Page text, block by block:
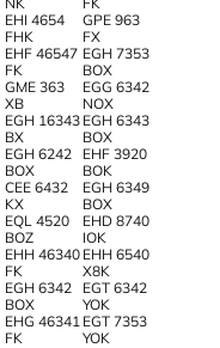
EHI 4654
FHK
GPE 963
FX
EHF 46547
FK
EGH 7353
BOX
GME 363
XB
EGG 6342
NOX
EGH 16343
BX
EGH 6343
BOX
EGH 6242
BOX
EHF 3920
BOK
CEE 6432
KX
EGH 6349
BOX
EQL 4520
BOZ
EHD 8740
IOK
EHH 46340
FK
EHH 6540
X8K
EGH 6342
BOX
EGT 6342
YOK
EHG 46341
FK
EGT 7353
YOK